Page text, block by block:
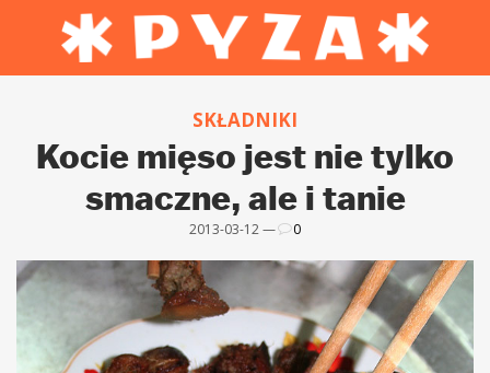
SKŁADNIKI
Kocie mięso jest nie tylko
smaczne, ale i tanie
2013-03-12 — 0